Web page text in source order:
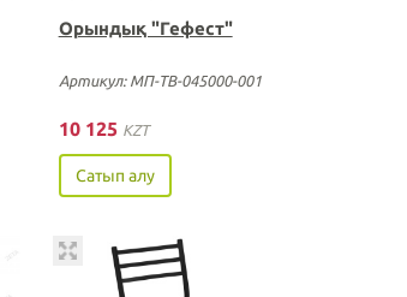
Орындық "Гефест"
Артикул: МП-ТВ-045000-001
10 125 KZT
Сатып алу